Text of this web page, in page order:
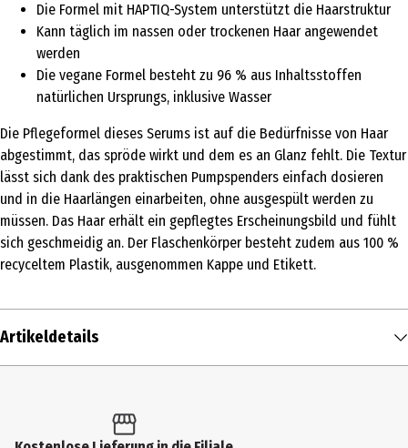
Die Formel mit HAPTIQ-System unterstützt die Haarstruktur
Kann täglich im nassen oder trockenen Haar angewendet
werden
Die vegane Formel besteht zu 96 % aus Inhaltsstoffen
natürlichen Ursprungs, inklusive Wasser
Die Pflegeformel dieses Serums ist auf die Bedürfnisse von Haar
abgestimmt, das spröde wirkt und dem es an Glanz fehlt. Die Textur
lässt sich dank des praktischen Pumpspenders einfach dosieren
und in die Haarlängen einarbeiten, ohne ausgespült werden zu
müssen. Das Haar erhält ein gepflegtes Erscheinungsbild und fühlt
sich geschmeidig an. Der Flaschenkörper besteht zudem aus 100 %
recyceltem Plastik, ausgenommen Kappe und Etikett.
Artikeldetails